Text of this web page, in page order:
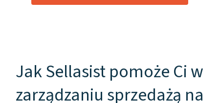
Jak Sellasist pomoże Ci w
zarządzaniu sprzedażą na